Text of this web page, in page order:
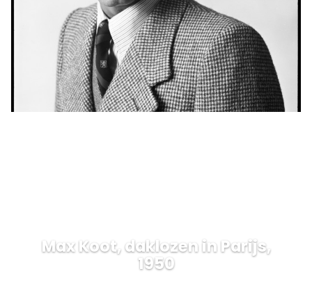
Max Koot, daklozen in Parijs,
1950